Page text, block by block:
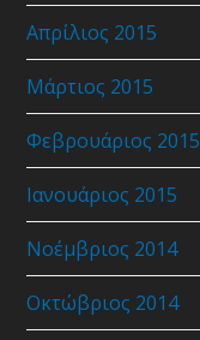
Απρίλιος 2015
Μάρτιος 2015
Φεβρουάριος 2015
Ιανουάριος 2015
Νοέμβριος 2014
Οκτώβριος 2014